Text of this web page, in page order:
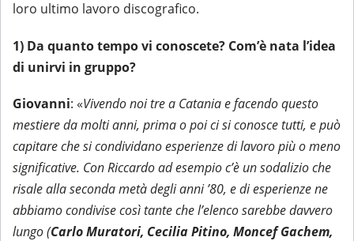
loro ultimo lavoro discografico.
1) Da quanto tempo vi conoscete? Com’è nata l’idea
di unirvi in gruppo?
Giovanni: «Vivendo noi tre a Catania e facendo questo
mestiere da molti anni, prima o poi ci si conosce tutti, e può
capitare che si condividano esperienze di lavoro più o meno
significative. Con Riccardo ad esempio c’è un sodalizio che
risale alla seconda metà degli anni ’80, e di esperienze ne
abbiamo condivise così tante che l’elenco sarebbe davvero
lungo (Carlo Muratori, Cecilia Pitino, Moncef Gachem,